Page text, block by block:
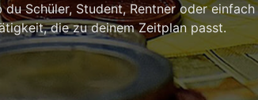
Schüler, Student, Rentner oder einfach
die zu deinem Zeitplan passt.